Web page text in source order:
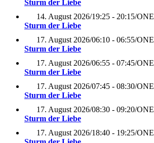
Sturm der Liebe
14. August 2026/19:25 - 20:15/ONE
Sturm der Liebe
17. August 2026/06:10 - 06:55/ONE
Sturm der Liebe
17. August 2026/06:55 - 07:45/ONE
Sturm der Liebe
17. August 2026/07:45 - 08:30/ONE
Sturm der Liebe
17. August 2026/08:30 - 09:20/ONE
Sturm der Liebe
17. August 2026/18:40 - 19:25/ONE